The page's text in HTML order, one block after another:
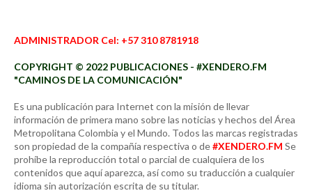
ADMINISTRADOR Cel: +57 310 8781918
COPYRIGHT © 2022 PUBLICACIONES - #XENDERO.FM
"CAMINOS DE LA COMUNICACIÓN"
Es una publicación para Internet con la misión de llevar
información de primera mano sobre las noticias y hechos del Área
Metropolitana Colombia y el Mundo. Todos las marcas registradas
son propiedad de la compañía respectiva o de#XENDERO.FM Se
prohíbe la reproducción total o parcial de cualquiera de los
contenidos que aquí aparezca, así como su traducción a cualquier
idioma sin autorización escrita de su titular.